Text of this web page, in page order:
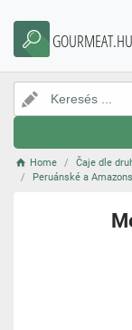
GOURMEAT.HU
Home Čaje dle
Peruánské a